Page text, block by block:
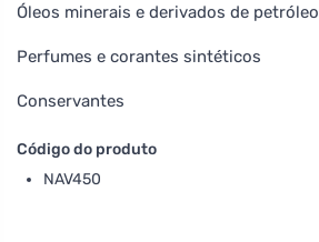
Óleos minerais e derivados de petróleo
Perfumes e corantes sintéticos
Conservantes
Código do produto
NAV450